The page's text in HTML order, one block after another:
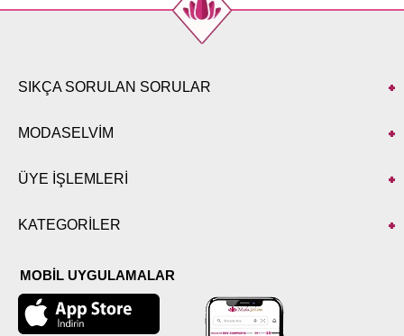
SIKÇA SORULAN SORULAR
MODASELVİM
ÜYE İŞLEMLERİ
KATEGORİLER
MOBİL UYGULAMALAR